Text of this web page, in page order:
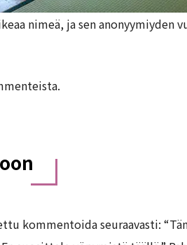
nimeä, ja sen anonyymiyden
kommentoida seuraavasti: